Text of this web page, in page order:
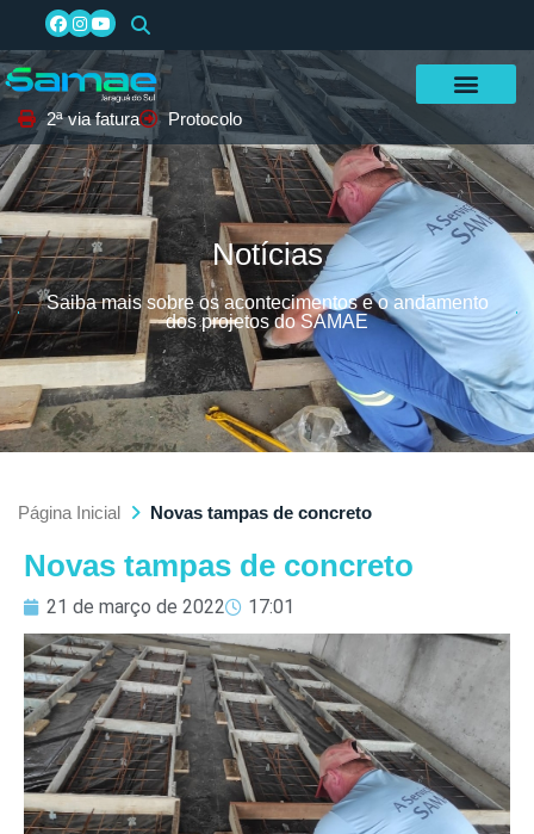
2ª via fatura Protocolo
Notícias
Saiba mais sobre os acontecimentos e o andamento
dos projetos do SAMAE
Página Inicial Novas tampas de concreto
Novas tampas de concreto
21 de março de 2022 17:01